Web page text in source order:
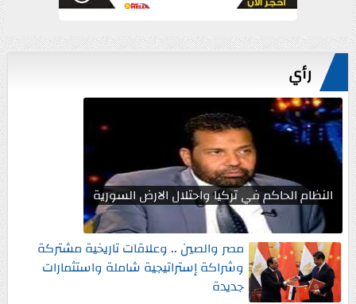
رأي
النظام الحاكم في تركيا واحتلال الارض السورية
مصر والصين .. وعلاقات تاريخية مشتركة
وشراكة إستراتيجية شاملة واستثمارات
جديدة